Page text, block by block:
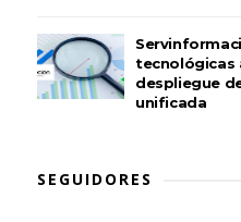
tecnológicas
despliegue
unificada
SEGUIDORES